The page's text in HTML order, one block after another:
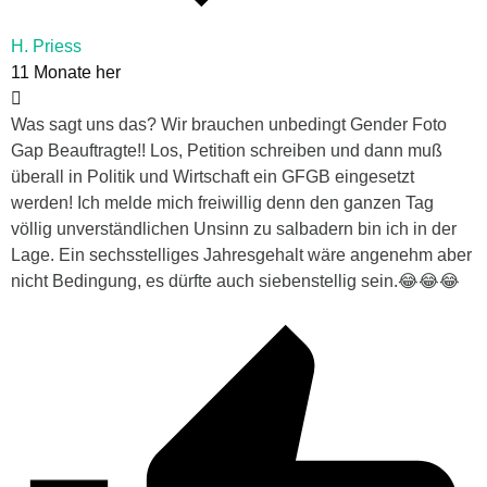
H. Priess
11 Monate her
Was sagt uns das? Wir brauchen unbedingt Gender Foto
Gap Beauftragte!! Los, Petition schreiben und dann muß
überall in Politik und Wirtschaft ein GFGB eingesetzt
werden! Ich melde mich freiwillig denn den ganzen Tag
völlig unverständlichen Unsinn zu salbadern bin ich in der
Lage. Ein sechsstelliges Jahresgehalt wäre angenehm aber
nicht Bedingung, es dürfte auch siebenstellig sein.😂😂😂